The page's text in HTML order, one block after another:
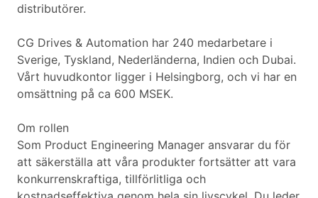
distributörer.
CG Drives & Automation har 240 medarbetare i
Sverige, Tyskland, Nederländerna, Indien och Dubai.
Vårt huvudkontor ligger i Helsingborg, och vi har en
omsättning på ca 600 MSEK.
Om rollen
Som Product Engineering Manager ansvarar du för
att säkerställa att våra produkter fortsätter att vara
konkurrenskraftiga, tillförlitliga och